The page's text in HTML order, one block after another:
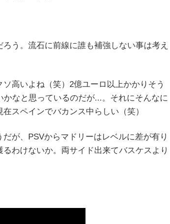
う。流石に前線に誰も補強しない事は考え
高いよね（笑）2億ユーロ以上かかりそう
なと思っているのだが...。それにそんなに
スペインでバカンス中らしい（笑）
が、PSVからマドリーはレベルに差が有り
わけないか。両サイド出来てバスケスより